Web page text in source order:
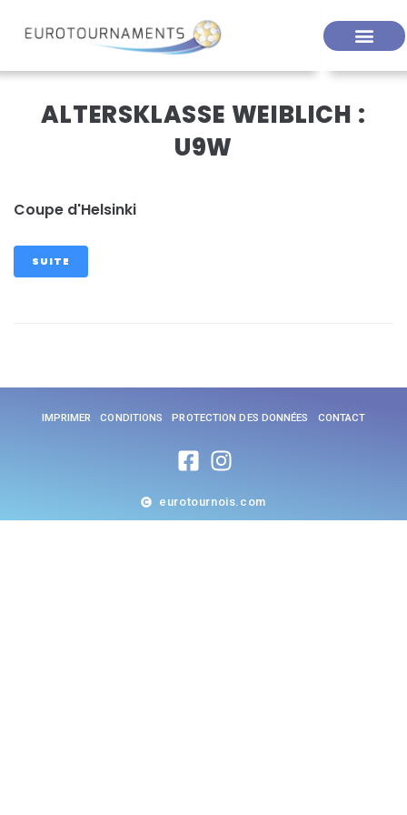
ALTERSKLASSE WEIBLICH :
U9W
Coupe d'Helsinki
SUITE
IMPRIMER CONDITIONS PROTECTION DES DONNÉES CONTACT
eurotournois.com